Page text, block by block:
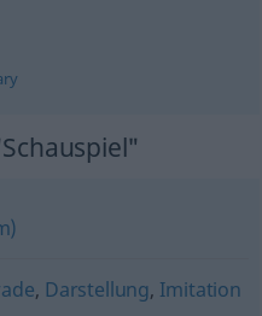
, Darstellung, Imitation